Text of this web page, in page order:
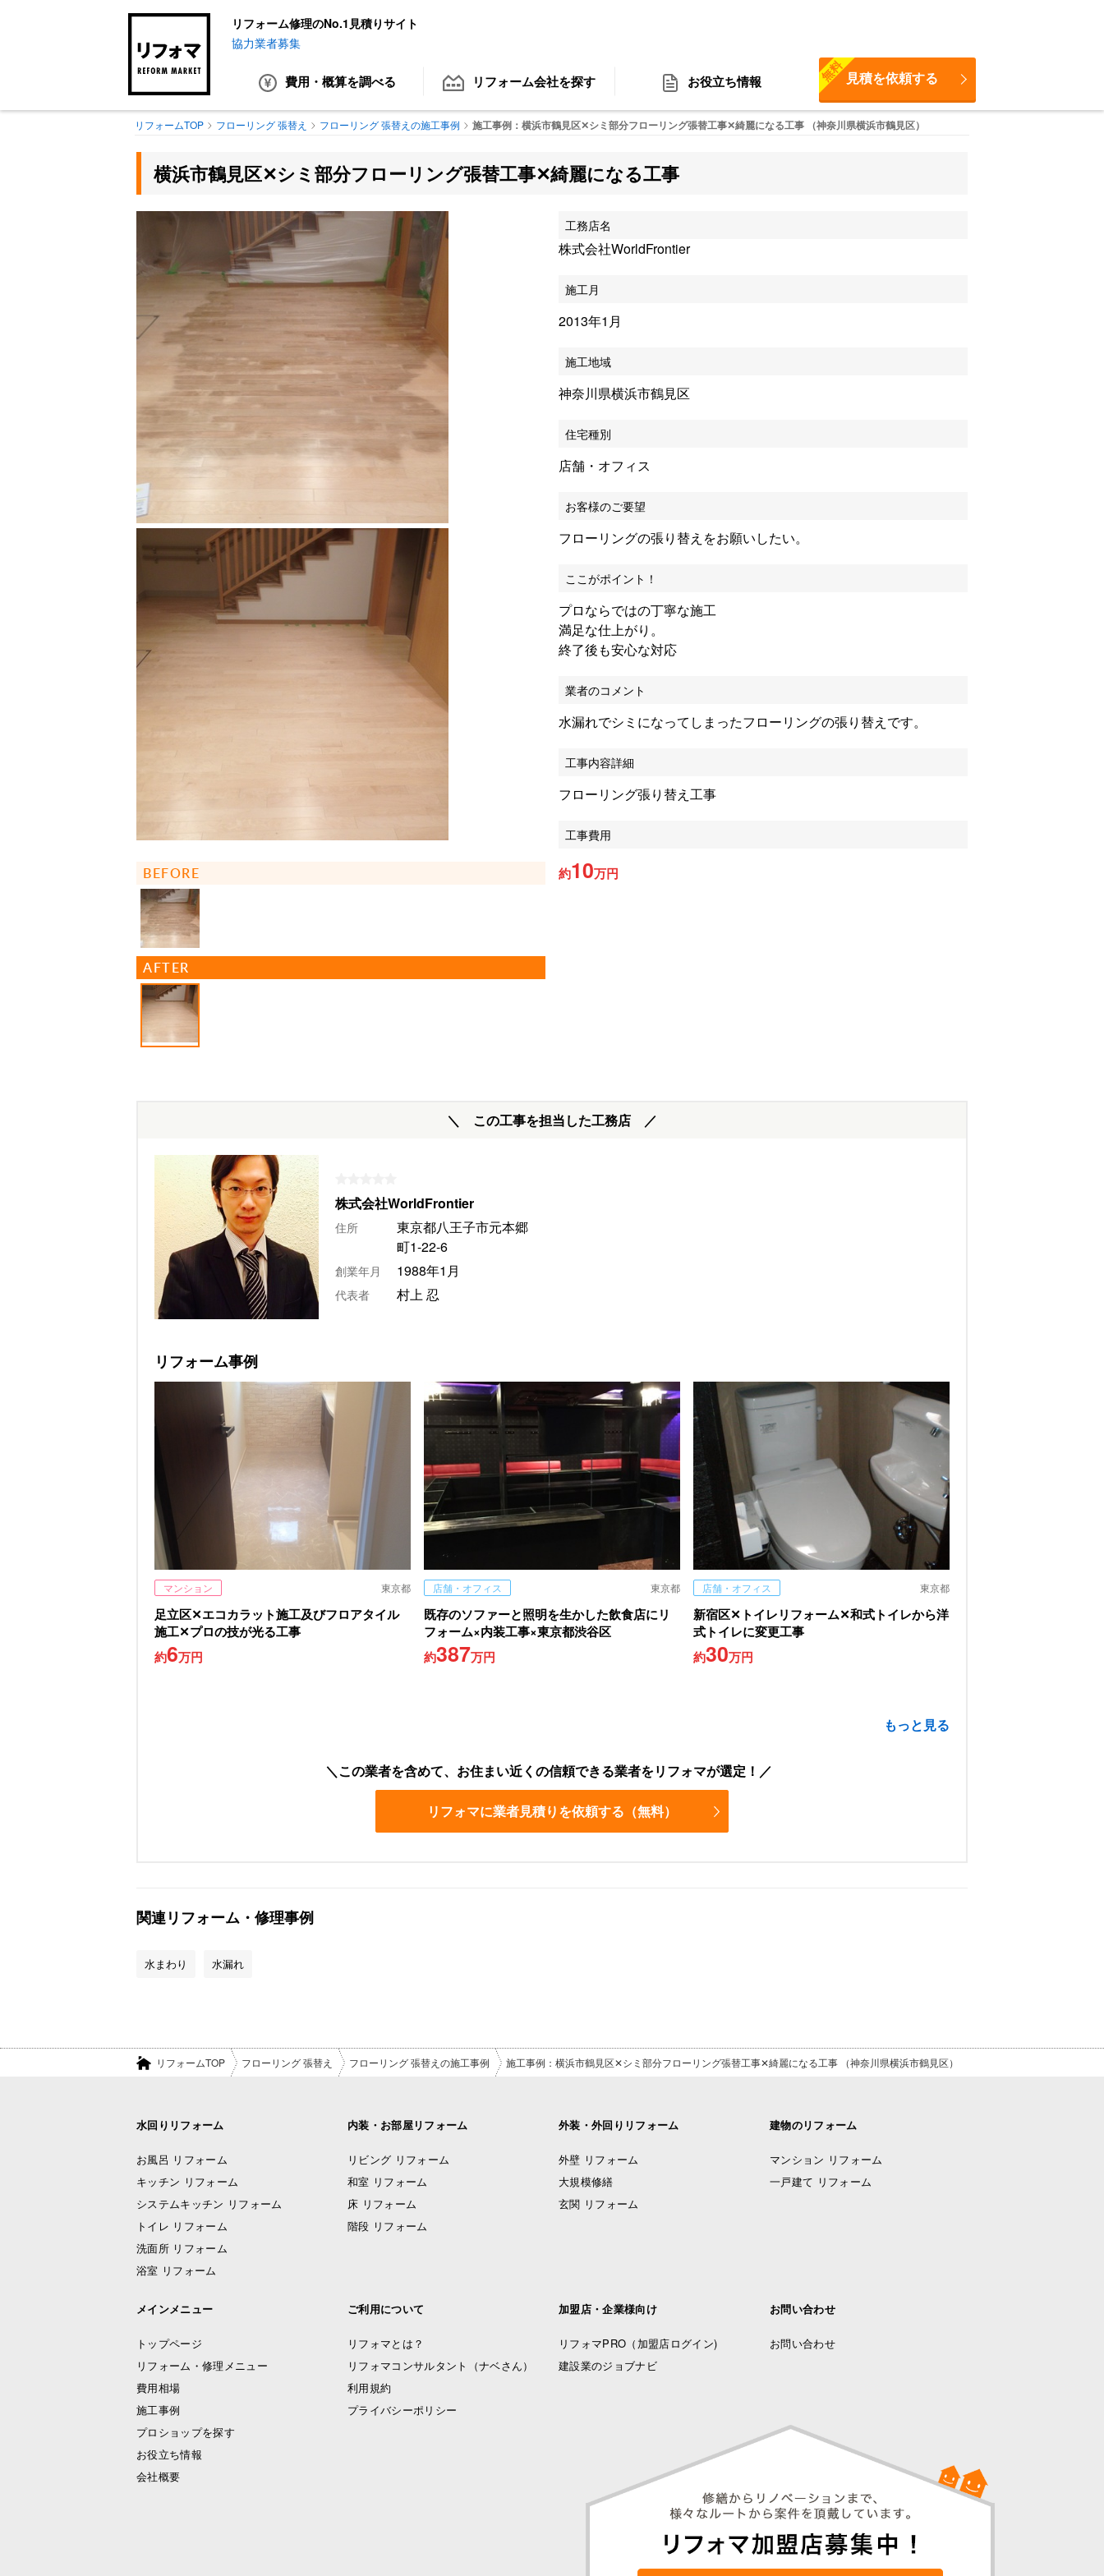
リフォーム修理のNo.1見積りサイト
協力業者募集
費用・概算を調べる リフォーム会社を探す お役立ち情報 見積を依頼する
無料
リフォームTOP フローリング 張替え フローリング 張替えの施工事例 施工事例：横浜市鶴見区✕シミ部分フローリング張替工事✕綺麗になる工事 （神奈川県横浜市鶴見区）
横浜市鶴見区✕シミ部分フローリング張替工事✕綺麗になる工事
BEFORE
AFTER
工務店名
株式会社WorldFrontier
施工月
2013年1月
施工地域
神奈川県横浜市鶴見区
住宅種別
店舗・オフィス
お客様のご要望
フローリングの張り替えをお願いしたい。
ここがポイント！
プロならではの丁寧な施工
満足な仕上がり。
終了後も安心な対応
業者のコメント
水漏れでシミになってしまったフローリングの張り替えです。
工事内容詳細
フローリング張り替え工事
工事費用
約10万円
＼ この工事を担当した工務店 ／
株式会社WorldFrontier
住所
東京都八王子市元本郷
町1-22-6
創業年月 1988年1月
代表者 村上 忍
リフォーム事例
マンション 東京都
足立区✕エコカラット施工及びフロアタイル
施工✕プロの技が光る工事
約6万円
店舗・オフィス 東京都
既存のソファーと照明を生かした飲食店にリ
フォーム×内装工事×東京都渋谷区
約387万円
店舗・オフィス 東京都
新宿区✕トイレリフォーム✕和式トイレから洋
式トイレに変更工事
約30万円
もっと見る
この業者を含めて、お住まい近くの信頼できる業者をリフォマが選定！
リフォマに業者見積りを依頼する（無料）
関連リフォーム・修理事例
水まわり 水漏れ
リフォームTOP フローリング 張替え フローリング 張替えの施工事例 施工事例：横浜市鶴見区✕シミ部分フローリング張替工事✕綺麗になる工事 （神奈川県横浜市鶴見区）
水回りリフォーム
お風呂 リフォーム
キッチン リフォーム
システムキッチン リフォーム
トイレ リフォーム
洗面所 リフォーム
浴室 リフォーム
内装・お部屋リフォーム
リビング リフォーム
和室 リフォーム
床 リフォーム
階段 リフォーム
外装・外回りリフォーム
外壁 リフォーム
大規模修繕
玄関 リフォーム
建物のリフォーム
マンション リフォーム
一戸建て リフォーム
メインメニュー
トップページ
リフォーム・修理メニュー
費用相場
施工事例
プロショップを探す
お役立ち情報
会社概要
ご利用について
リフォマとは？
リフォマコンサルタント（ナベさん）
利用規約
プライバシーポリシー
加盟店・企業様向け
リフォマPRO （加盟店ログイン)
建設業のジョブナビ
お問い合わせ
お問い合わせ